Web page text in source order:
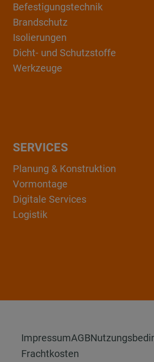
Befestigungstechnik
Brandschutz
Isolierungen
Dicht- und Schutzstoffe
Werkzeuge
SERVICES
Planung & Konstruktion
Vormontage
Digitale Services
Logistik
ImpressumAGB
Frachtkosten